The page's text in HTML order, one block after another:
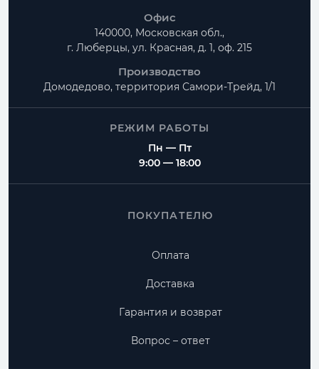
Офис
140000, Московская обл.,
г. Люберцы, ул. Красная, д. 1, оф. 215
Производство
Домодедово, территория Самори-Трейд, 1/1
РЕЖИМ РАБОТЫ
Пн — Пт
9:00 — 18:00
ПОКУПАТЕЛЮ
Оплата
Доставка
Гарантия и возврат
Вопрос – ответ